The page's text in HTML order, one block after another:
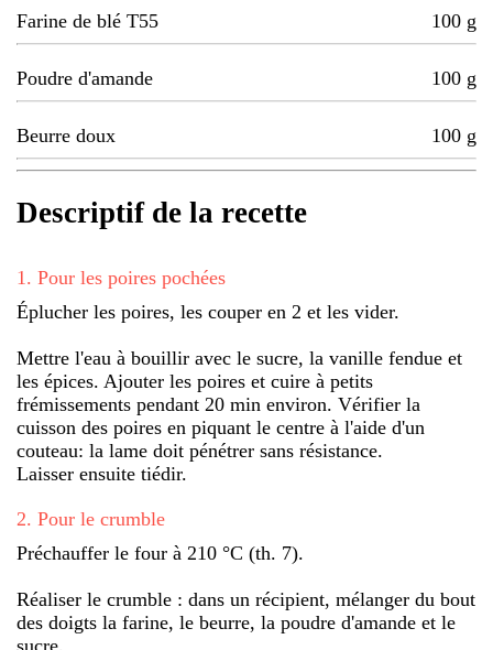
Farine de blé T55 100 g
Poudre d'amande 100 g
Beurre doux 100 g
Descriptif de la recette
1 . Pour les poires pochées
Éplucher les poires, les couper en 2 et les vider.
Mettre l'eau à bouillir avec le sucre, la vanille fendue et
les épices. Ajouter les poires et cuire à petits
frémissements pendant 20 min environ. Vérifier la
cuisson des poires en piquant le centre à l'aide d'un
couteau: la lame doit pénétrer sans résistance.
Laisser ensuite tiédir.
2. Pour le crumble
Préchauffer le four à 210 °C (th. 7).
Réaliser le crumble : dans un récipient, mélanger du bout
des doigts la farine, le beurre, la poudre d'amande et le
sucre.